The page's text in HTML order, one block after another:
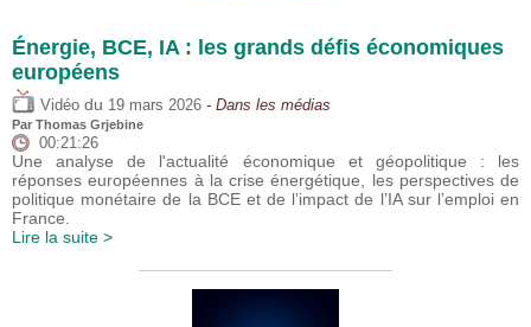
Énergie, BCE, IA : les grands défis économiques
européens
Vidéo du 19 mars 2026 - Dans les médias
Par Thomas Grjebine
00:21:26
Une analyse de l'actualité économique et géopolitique : les
réponses européennes à la crise énergétique, les perspectives de
politique monétaire de la BCE et de l’impact de l’IA sur l’emploi en
France.
Lire la suite >